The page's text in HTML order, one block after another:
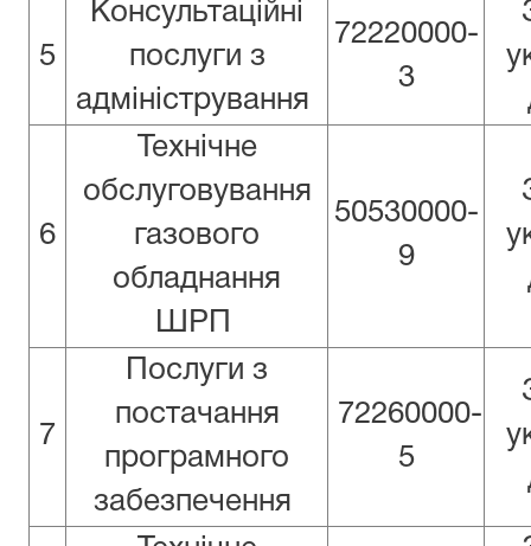
5
Консультаційні
послуги з
адміністрування
72220000-
3
6
Технічне
обслуговування
газового
обладнання
ШРП
50530000-
9
7
Послуги з
постачання
програмного
забезпечення
72260000-
5